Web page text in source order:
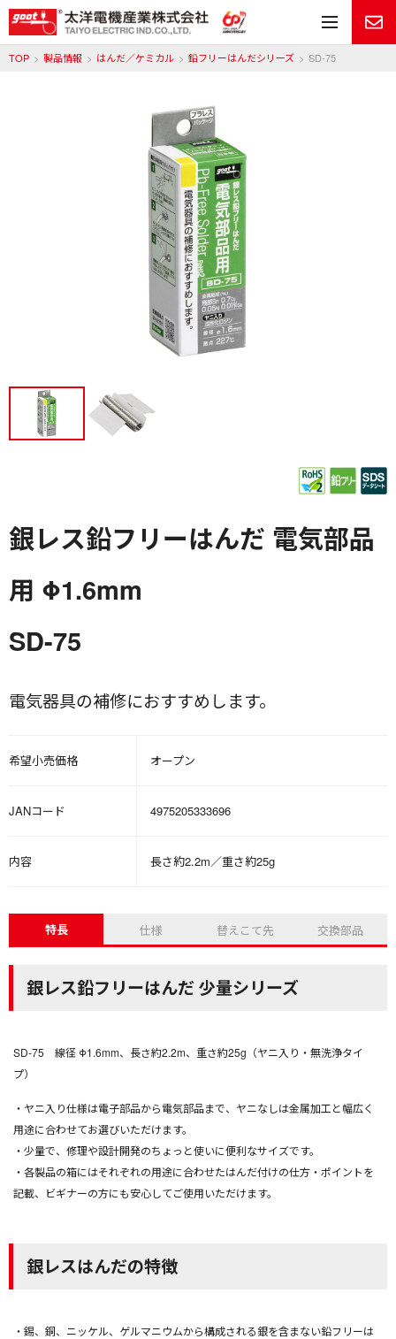
メ
TOP 製品情報 はんだ／ケミカル 鉛フリーはんだシリーズ SD-75
銀レス鉛フリーはんだ 電気部品
用 Φ1.6mm
SD-75
電気器具の補修におすすめします。
希望小売価格 オープン
JANコード 4975205333696
内容 長さ約2.2m／重さ約25g
特長 仕様 替えこて先 交換部品
銀レス鉛フリーはんだ 少量シリーズ
SD-75 線径 Φ1.6mm、長さ約2.2m、重さ約25g（ヤニ入り・無洗浄タイ
プ）
・ヤニ入り仕様は電子部品から電気部品まで、ヤニなしは金属加工と幅広く
用途に合わせてお選びいただけます。
・少量で、修理や設計開発のちょっと使いに便利なサイズです。
・各製品の箱にはそれぞれの用途に合わせたはんだ付けの仕方・ポイントを
記載、ビギナーの方にも安心してご使用いただけます。
銀レスはんだの特徴
・錫、銅、ニッケル、ゲルマニウムから構成される銀を含まない鉛フリーは